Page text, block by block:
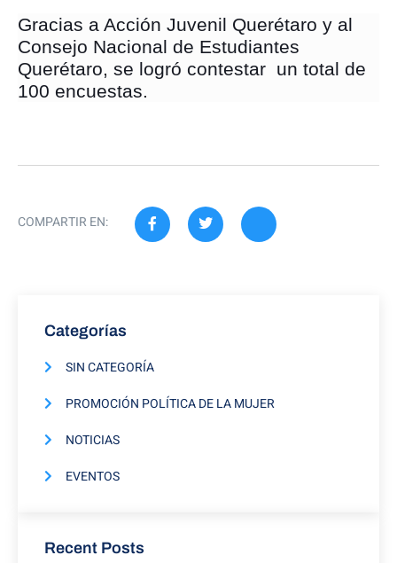
Gracias a Acción Juvenil Querétaro y al
Consejo Nacional de Estudiantes
Querétaro, se logró contestar un total de
100 encuestas.
COMPARTIR EN:
Categorías
SIN CATEGORÍA
PROMOCIÓN POLÍTICA DE LA MUJER
NOTICIAS
EVENTOS
Recent Posts